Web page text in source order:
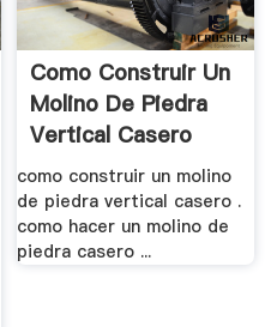
Como Construir Un
Molino De Piedra
Vertical Casero
como construir un molino
de piedra vertical casero .
como hacer un molino de
piedra casero ...